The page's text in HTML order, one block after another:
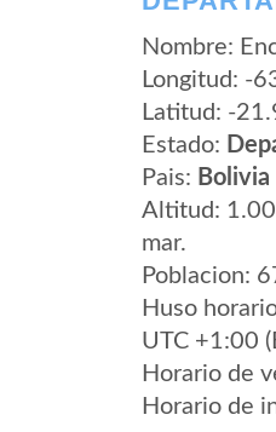
Nombre:
Longitud: -
Latitud: -
Estado:
Pais: Bolivia
Altitud:
mar.
Poblacion:
Huso
UTC +1:00
Horario de
Horario de